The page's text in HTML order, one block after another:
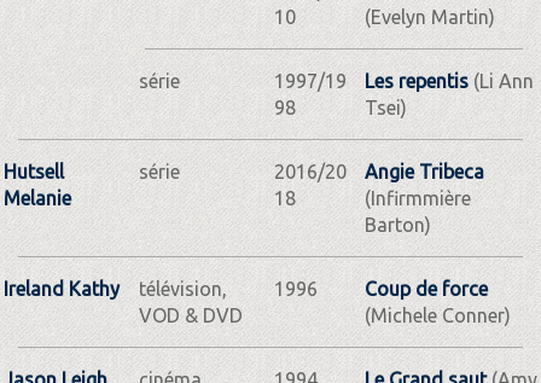
10
(Evelyn Martin)
série
1997/19
98
Les repentis(Li Ann
Tsei)
Hutsell
Melanie
série
2016/20
18
Angie Tribeca
(Infirmmière
Barton)
Ireland Kathy
télévision,
VOD & DVD
1996
Coup de force
(Michele Conner)